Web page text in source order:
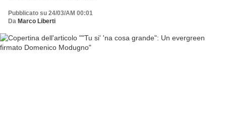
Pubblicato su 24/03/AM 00:01
Da Marco Liberti